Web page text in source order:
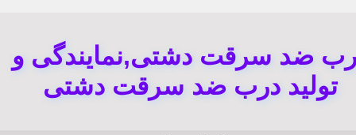
ضد سرقت دشتی,نمایندگی و
تولید درب ضد سرقت دشتی